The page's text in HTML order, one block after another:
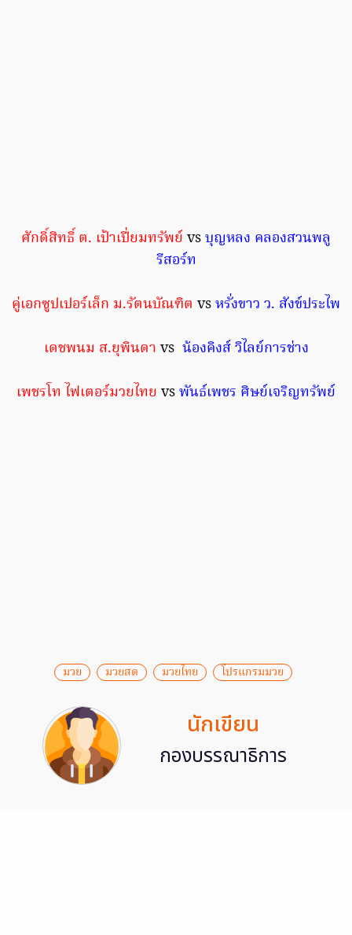
ศักดิ์สิทธิ์ ต. เป้าเปี่ยมทรัพย์ vsบุญหลง คลองสวนพลู
รีสอร์ท
คู่เอกซูปเปอร์เล็ก ม.รัตนบัณฑิต vsหรั่งขาว ว. สังข์ประไพ
เดชพนม ส.ยุพินดา vs น้องคิงส์ วิไลย์การช่าง
เพชรโท ไฟเตอร์มวยไทย vsพันธ์เพชร ศิษย์เจริญทรัพย์
มวย มวยสด มวยไทย โปรแกรมมวย
นักเขียน
กองบรรณาธิการ